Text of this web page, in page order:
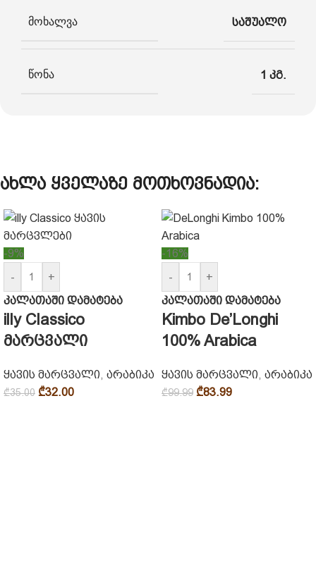
მოხალვა საშუალო
წონა 1 კგ.
ახლა ყველაზე მოთხოვნადია:
-9%
-
+
კალათაში დამატება
illy Classico
მარცვალი
ყავის მარცვალი, არაბიკა
₾35.00 ₾32.00
-16%
-
+
კალათაში დამატება
Kimbo De’Longhi
100% Arabica
ყავის მარცვალი, არაბიკა
₾99.99 ₾83.99